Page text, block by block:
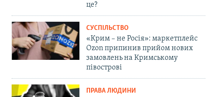
це?
СУСПІЛЬСТВО
«Крим – не Росія»: маркетплейс
Ozon припинив прийом нових
замовлень на Кримському
півострові
ПРАВА ЛЮДИНИ